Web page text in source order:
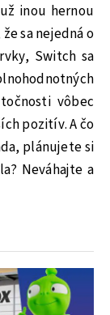
inou hernou
sa nejedná o
Switch sa
vôbec
pozitív. A čo
plánujete si
Neváhajte a